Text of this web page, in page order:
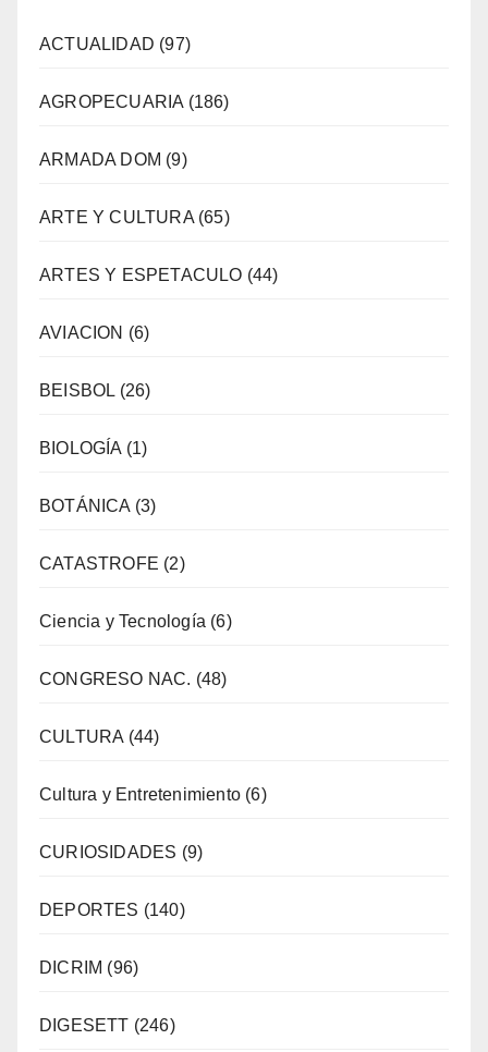
ACTUALIDAD (97)
AGROPECUARIA (186)
ARMADA DOM (9)
ARTE Y CULTURA(65)
ARTES Y ESPETACULO (44)
AVIACION (6)
BEISBOL (26)
BIOLOGÍA (1)
BOTÁNICA (3)
CATASTROFE (2)
Ciencia y Tecnología (6)
CONGRESO NAC. (48)
CULTURA (44)
Cultura y Entretenimiento (6)
CURIOSIDADES (9)
DEPORTES (140)
DICRIM (96)
DIGESETT (246)